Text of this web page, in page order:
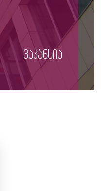
ვაკანსია